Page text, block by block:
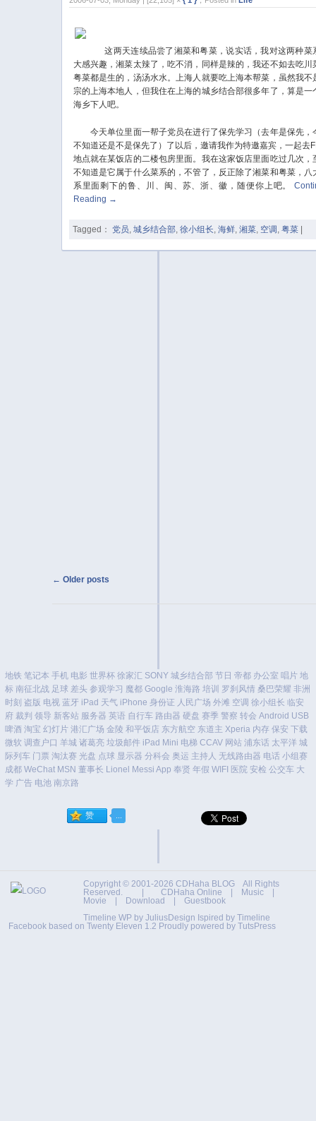
这两天连续品尝了湘菜和粤菜，说实话，我对这两种菜
大感兴趣，湘菜太辣了，吃不消，同样是辣的，我还不如去吃川
粤菜都是生的，汤汤水水。上海人就要吃上海本帮菜，虽然我不
宗的上海本地人，但我住在上海的城乡结合部很多年了，算是一
海乡下人吧。
今天单位里面一帮子党员在进行了保先学习（去年是保先，
不知道还是不是保先了）了以后，邀请我作为特邀嘉宾，一起去
地点就在某饭店的二楼包房里面。我在这家饭店里面吃过几次，
不知道是它属于什么菜系的，不管了，反正除了湘菜和粤菜，八
系里面剩下的鲁、川、闽、苏、浙、徽，随便你上吧。
Reading →
Tagged： 党员,城乡结合部,徐小组长,海鲜,湘菜, 空调 ,粤菜
Post navigation
← Older posts
地铁 笔记本 手机 电影 世界杯 徐家汇 SONY 城乡结合部 节日 帝都 办公室 唱片 地
标 南征北战 足球 差头 参观学习 魔都 Google 淮海路 培训 罗刹风情 桑巴荣耀 非洲
时刻 盗版 电视 蓝牙 iPad 天气 iPhone 身份证 人民广场 外滩 空调 徐小组长 临安
府 裁判 领导 新客站 服务器 英语 自行车 路由器 硬盘 赛季 警察 转会 Android USB
啤酒 淘宝 幻灯片 港汇广场 金陵 和平饭店 东方航空 东道主 Xperia 内存 保安 下载
微软 调查户口 羊城 诸葛亮 垃圾邮件 iPad Mini 电梯 CCAV 网站 浦东话 太平洋 城
际列车 门票 淘汰赛 光盘 点球 显示器 分科会 奥运 主持人 无线路由器 电话 小组赛
成都 WeChat MSN 董事长 Lionel Messi App 奉贤 年假 WIFI 医院 安检 公交车 大
学 广告 电池 南京路
Copyright © 2001-2026 CDHaha BLOG All Rights
Reserved. | CDHaha Online Music
Movie
Download
Guestbook
Timeline WP by JuliusDesign Ispired by Timeline
Facebook based on Twenty Eleven 1.2 Proudly powered by TutsPress